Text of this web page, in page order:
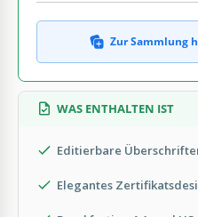
Zur Sammlung
WAS ENTHALTEN IST
Editierbare
Elegantes